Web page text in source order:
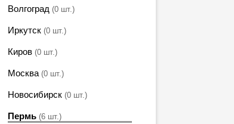
Волгоград (0 шт.)
Иркутск (0 шт.)
Киров (0 шт.)
Москва (0 шт.)
Новосибирск (0 шт.)
Пермь (6 шт.)